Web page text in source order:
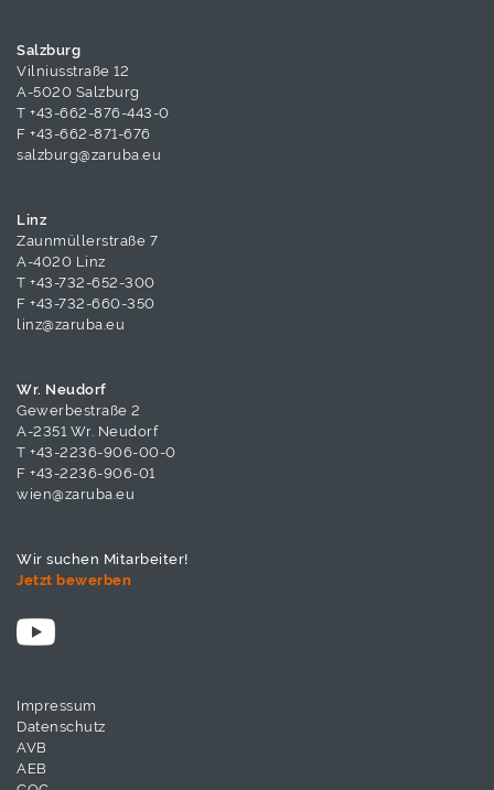
Salzburg
Vilniusstraße 12
A-5020 Salzburg
T +43-662-876-443-0
F +43-662-871-676
salzburg@zaruba.eu
Linz
Zaunmüllerstraße 7
A-4020 Linz
T +43-732-652-300
F +43-732-660-350
linz@zaruba.eu
Wr. Neudorf
Gewerbestraße 2
A-2351 Wr. Neudorf
T +43-2236-906-00-0
F +43-2236-906-01
wien@zaruba.eu
Wir suchen Mitarbeiter!
Jetzt bewerben
Impressum
Datenschutz
AVB
AEB